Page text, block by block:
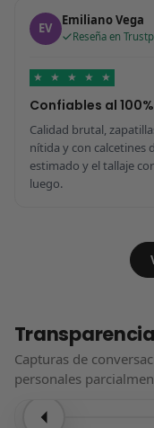
EV Emiliano Vega
Reseña en
★ ★ ★ ★ ★
Confiables al 100%
Calidad brutal,
nítida y con calcetines
estimado y el tallaje
luego.
Capturas de
personales